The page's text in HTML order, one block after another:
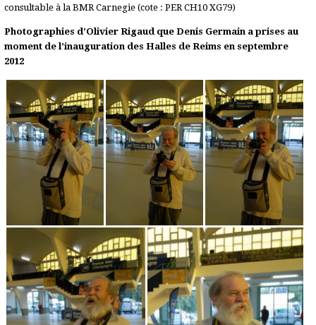
consultable à la BMR Carnegie (cote : PER CH10 XG79)
Photographies d’Olivier Rigaud que Denis Germain a prises au
moment de l’inauguration des Halles de Reims en septembre
2012